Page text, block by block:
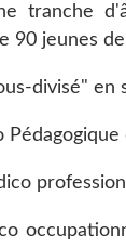
tranche
90 jeunes
divisé" en